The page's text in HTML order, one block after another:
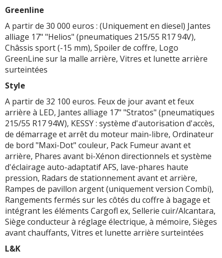
Greenline
A partir de 30 000 euros : (Uniquement en diesel) Jantes
alliage 17" "Helios" (pneumatiques 215/55 R17 94V),
Châssis sport (-15 mm), Spoiler de coffre, Logo
GreenLine sur la malle arrière, Vitres et lunette arrière
surteintées
Style
A partir de 32 100 euros. Feux de jour avant et feux
arrière à LED, Jantes alliage 17" "Stratos" (pneumatiques
215/55 R17 94W), KESSY : système d'autorisation d'accès,
de démarrage et arrêt du moteur main-libre, Ordinateur
de bord "Maxi-Dot" couleur, Pack Fumeur avant et
arrière, Phares avant bi-Xénon directionnels et système
d'éclairage auto-adaptatif AFS, lave-phares haute
pression, Radars de stationnement avant et arrière,
Rampes de pavillon argent (uniquement version Combi),
Rangements fermés sur les côtés du coffre à bagage et
intégrant les éléments Cargofl ex, Sellerie cuir/Alcantara,
Siège conducteur à réglage électrique, à mémoire, Sièges
avant chauffants, Vitres et lunette arrière surteintées
L&K